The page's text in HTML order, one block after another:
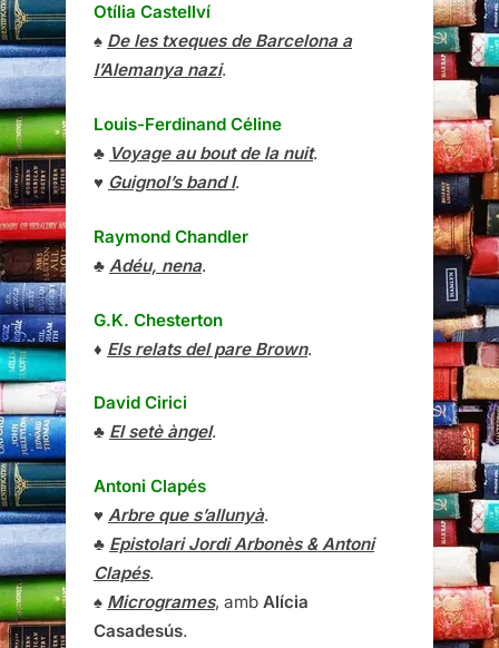
Otília Castellví
♠ De les txeques de Barcelona a
l’Alemanya nazi.
Louis-Ferdinand Céline
♣ Voyage au bout de la nuit.
♥ Guignol’s band I.
Raymond Chandler
♣ Adéu, nena.
G.K. Chesterton
♦ Els relats del pare Brown.
David Cirici
♣ El setè àngel.
Antoni Clapés
♥ Arbre que s’allunyà.
♣ Epistolari Jordi Arbonès & Antoni
Clapés.
♠ Microgrames, amb Alícia
Casadesús.